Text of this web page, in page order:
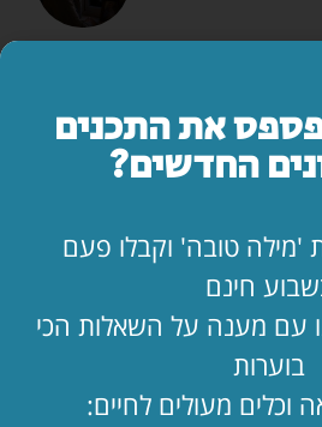
לספר לך…"
מחזיקים מעמד?!
את התכנים
החדשים?
'מילה טובה' וקבלו פעם
חינם
עם מענה על השאלות הכי
בוערות
וכלים מעולים לחיים: